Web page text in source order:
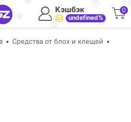
Кэшбэк
undefined%
0
Средства от блох и клещей